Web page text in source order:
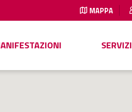
MAPPA
SERVIZI